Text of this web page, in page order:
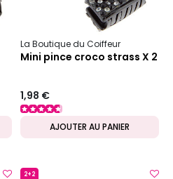
La Boutique du Coiffeur
Mini pince croco strass X 2
1,98 €
AJOUTER AU PANIER
2+2